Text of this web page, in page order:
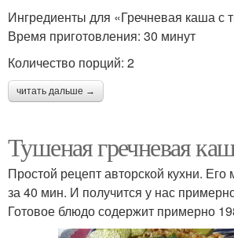
Ингредиенты для «Гречневая каша с
Время приготовления: 30 минут
Количество порций: 2
читать дальше →
Тушеная гречневая
Простой рецепт авторской кухни. Его
за 40 мин. И получится у нас
Готовое блюдо содержит примерно